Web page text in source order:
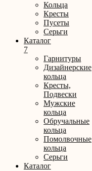
Кольца
Кресты
Пусеты
Серьги
Каталог
7
Гарнитуры
Дизайнерские
кольца
Кресты,
Подвески
Мужские
кольца
Обручальные
кольца
Помолвочные
кольца
Серьги
Каталог